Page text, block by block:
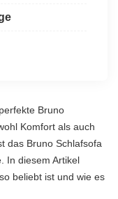
Bruno
Komfort als auch
das Bruno Schlafsofa
In diesem Artikel
beliebt ist und wie es